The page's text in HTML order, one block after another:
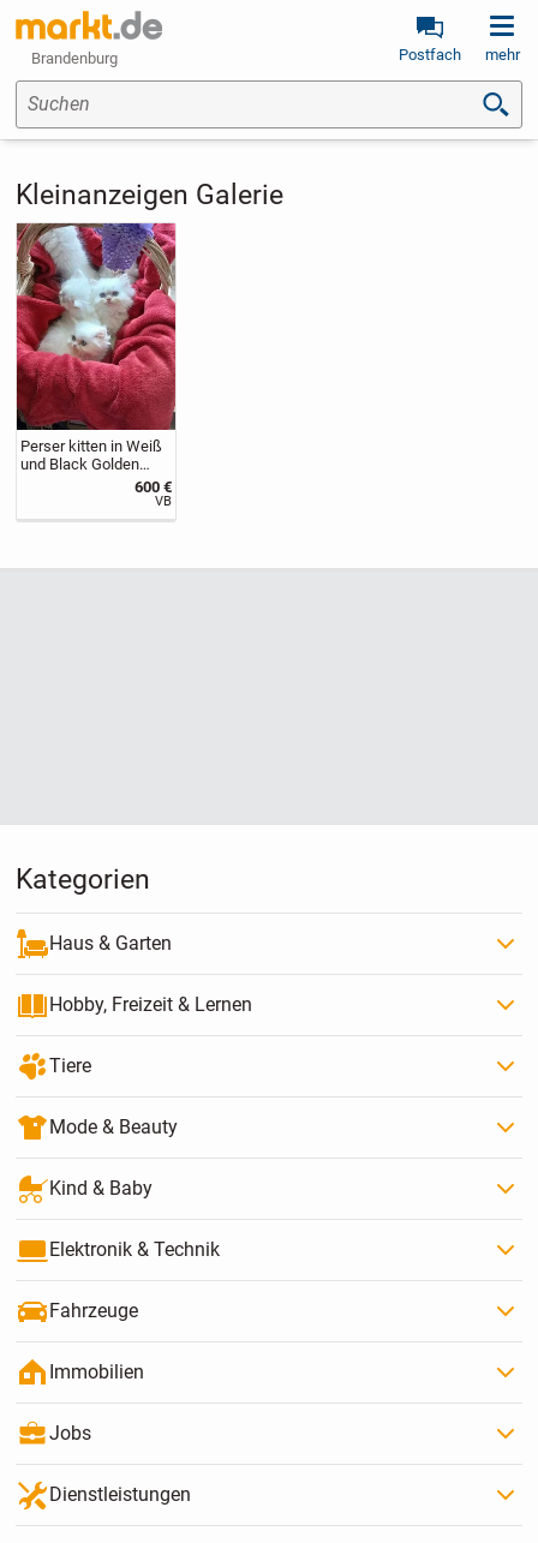
Brandenburg Postfach mehr
Suchen
Kleinanzeigen Galerie
Perser kitten in Weiß
und Black Golden
600 €
VB
Kategorien
Haus & Garten
Hobby, Freizeit & Lernen
Tiere
Mode & Beauty
Kind & Baby
Elektronik & Technik
Fahrzeuge
Immobilien
Jobs
Dienstleistungen